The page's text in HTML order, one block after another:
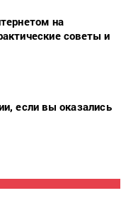
на
советы и
если вы оказались